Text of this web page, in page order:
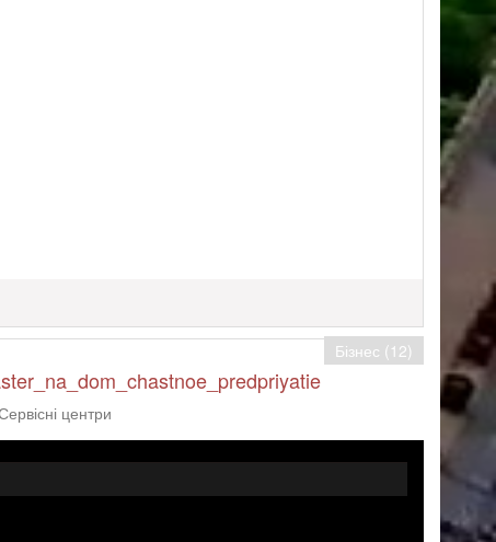
Бізнес (12)
центри